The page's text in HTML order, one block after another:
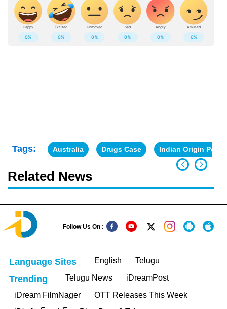
Tags: Australia Drugs Case Indian Origin
Related News
Follow Us On :
Language Sites English Telugu
Trending Telugu News
iDreamPost
iDream FilmNager
OTT Releases This Week